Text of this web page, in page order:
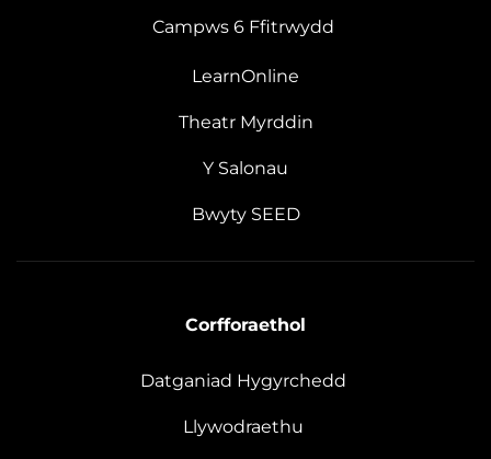
Campws 6 Ffitrwydd
LearnOnline
Theatr Myrddin
Y Salonau
Bwyty SEED
Corfforaethol
Datganiad Hygyrchedd
Llywodraethu